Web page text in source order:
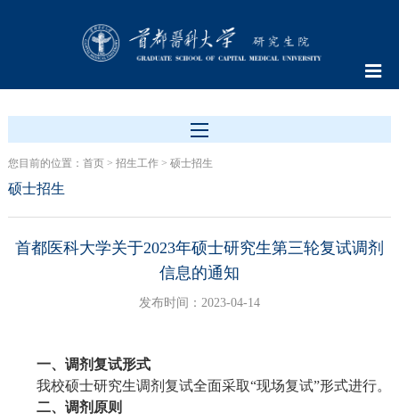
您目前的位置： 首页> 招生工作> 硕士招生
硕士招生
首都医科大学关于2023年硕士研究生第三轮复试调剂
信息的通知
发布时间：2023-04-14
一、调剂复试形式
我校硕士研究生调剂复试全面采取“现场复试”形式进行。
二、调剂原则